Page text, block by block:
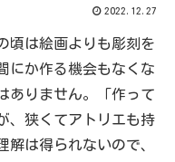
2022.12.27
頃は絵画よりも彫刻を
にか作る機会もなくな
ありません。「作って
、狭くてアトリエも持
解は得られないので、